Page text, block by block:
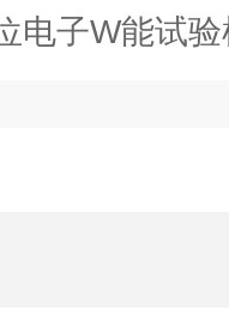
电子W能试